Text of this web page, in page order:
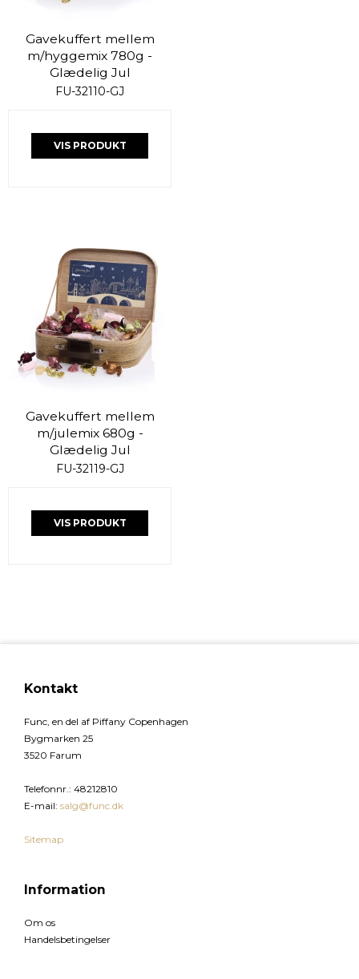
Gavekuffert mellem
m/hyggemix 780g -
Glædelig Jul
FU-32110-GJ
VIS PRODUKT
Gavekuffert mellem
m/julemix 680g -
Glædelig Jul
FU-32119-GJ
VIS PRODUKT
Kontakt
Func, en del af Piffany Copenhagen
Bygmarken 25
3520 Farum
Telefonnr.: 48212810
E-mail: salg@func.dk
Sitemap
Information
Om os
Handelsbetingelser